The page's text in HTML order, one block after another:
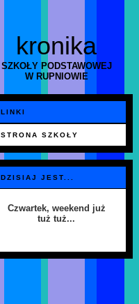
kronika
SZKOŁY PODSTAWOWEJ
W RUPNIOWIE
LINKI
STRONA SZKOŁY
DZISIAJ JEST...
Czwartek, weekend już
tuż tuż...